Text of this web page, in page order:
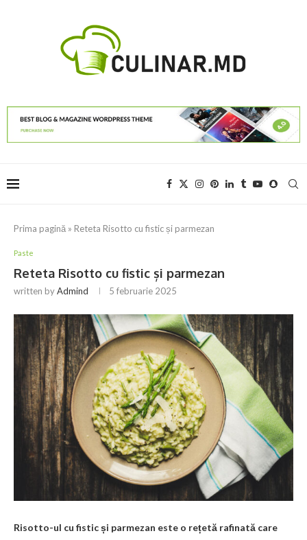
Prima pagină » Reteta Risotto cu fistic și parmezan
Paste
Reteta Risotto cu fistic și parmezan
written byAdmind 5 februarie 2025
Risotto-ul cu fistic și parmezan este o rețetă rafinată care